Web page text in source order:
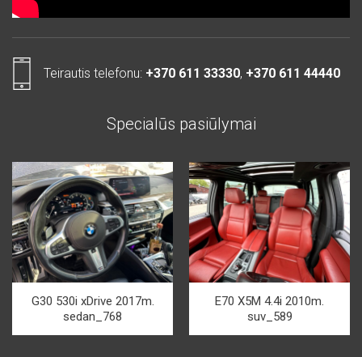
Teirautis telefonu: +370 611 33330, +370 611 44440
Specialūs pasiūlymai
G30 530i xDrive 2017m.
sedan_768
E70 X5M 4.4i 2010m.
suv_589